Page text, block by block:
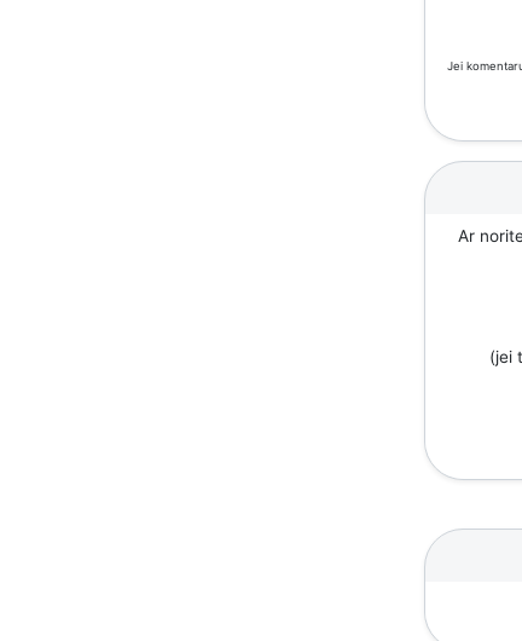
Jei
Ar
(jei